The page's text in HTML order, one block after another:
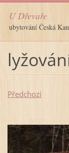
U Dřevaře
ubytování Česká
Předchozí